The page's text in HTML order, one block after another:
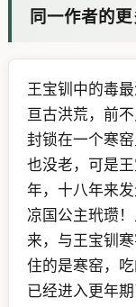
同一作者的
王宝钏中的毒
亘古洪荒，前
封锁在一个寒
也没老，可是
年，十八年来
凉国公主玳瓒
来，与王宝钏
住的是寒窑，
已经进入更年